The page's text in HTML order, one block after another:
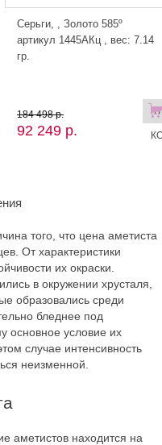
Серьги, , Золото 585º
артикул 1445АКц , вес: 7.14
гр.
92 249 р.
184 498 р. В
того, что цена аметиста
От характеристики
их окраски.
в окружении хрусталя,
образовались среди
бледнее под
основное условие их
случае интенсивность
неизменной.
аметистов находится на